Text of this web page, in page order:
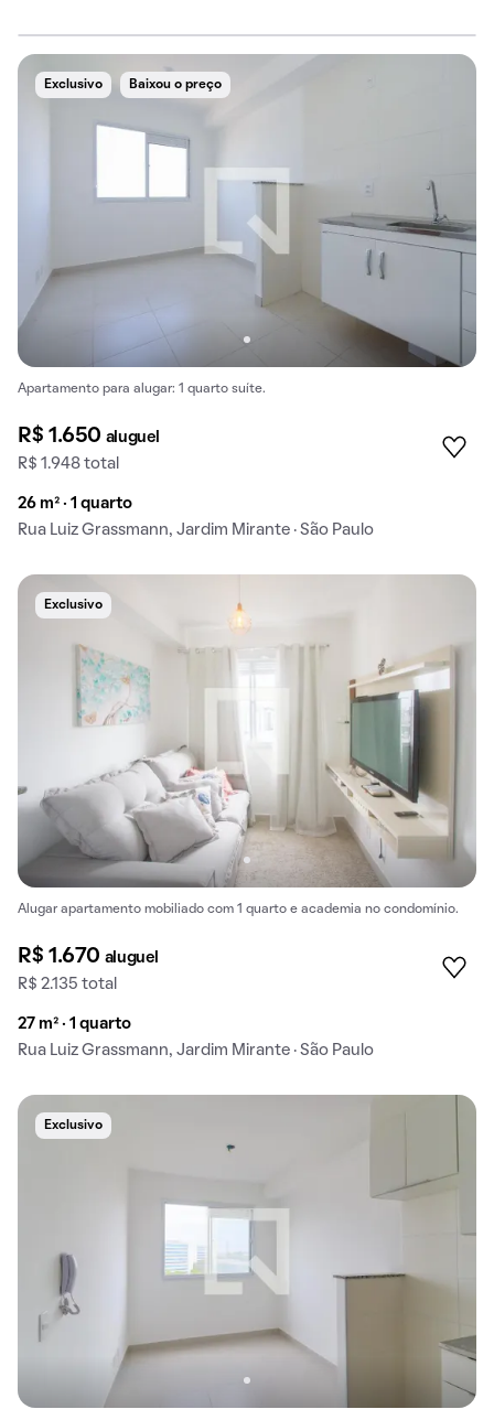
Exclusivo Baixou o preço
Apartamento para alugar: 1 quarto suíte.
R$ 1.650 aluguel
R$ 1.948 total
26 m² · 1 quarto
Rua Luiz Grassmann, Jardim Mirante · São Paulo
Exclusivo
Alugar apartamento mobiliado com 1 quarto e academia no condomínio.
R$ 1.670 aluguel
R$ 2.135 total
27 m² · 1 quarto
Rua Luiz Grassmann, Jardim Mirante · São Paulo
Exclusivo